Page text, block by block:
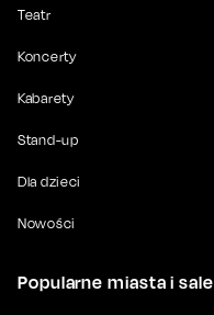
Teatr
Koncerty
Kabarety
Stand-up
Dla dzieci
Nowości
Popularne miasta i sale